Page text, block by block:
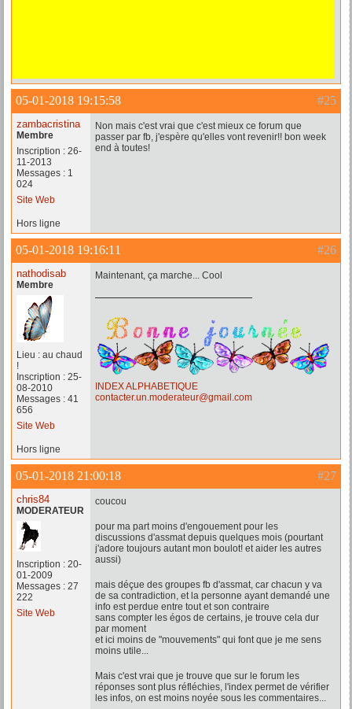
#25
05-01-2018 19:15:58
zambacristina
Membre
Inscription : 26-
11-2013
Messages : 1
024
Site Web
Non mais c'est vrai que c'est mieux ce forum que
passer par fb, j'espère qu'elles vont revenir!! bon week
end à toutes!
Hors ligne
#26
05-01-2018 19:16:11
nathodisab
Membre
Lieu : au chaud
!
Inscription : 25-
08-2010
Messages : 41
656
Site Web
Maintenant, ça marche... Cool
INDEX ALPHABETIQUE
contacter.un.moderateur@gmail.com
Hors ligne
#27
05-01-2018 21:00:18
chris84
MODERATEUR
Inscription : 20-
01-2009
Messages : 27
222
Site Web
coucou
pour ma part moins d'engouement pour les
discussions d'assmat depuis quelques mois (pourtant
j'adore toujours autant mon boulot! et aider les autres
aussi)
mais déçue des groupes fb d'assmat, car chacun y va
de sa contradiction, et la personne ayant demandé une
info est perdue entre tout et son contraire
sans compter les égos de certains, je trouve cela dur
par moment
et ici moins de "mouvements" qui font que je me sens
moins utile...
Mais c'est vrai que je trouve que sur le forum les
réponses sont plus réfléchies, l'index permet de vérifier
les infos, on est moins noyée sous les commentaires...